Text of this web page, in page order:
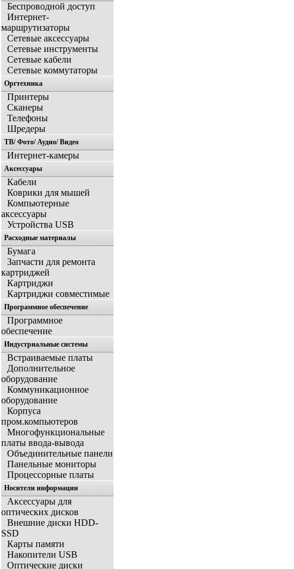
Беспроводной доступ
Интернет-
маршрутизаторы
Сетевые аксессуары
Сетевые инструменты
Сетевые кабели
Сетевые коммутаторы
Оргтехника
Принтеры
Сканеры
Телефоны
Шредеры
ТВ/ Фото/ Аудио/ Видео
Интернет-камеры
Аксессуары
Кабели
Коврики для мышей
Компьютерные
аксессуары
Устройства USB
Расходные материалы
Бумага
Запчасти для ремонта
картриджей
Картриджи
Картриджи совместимые
Программное обеспечение
Программное
обеспечение
Индустриальные системы
Встраиваемые платы
Дополнительное
оборудование
Коммуникационное
оборудование
Корпуса
пром.компьютеров
Многофункциональные
платы ввода-вывода
Объединительные панели
Панельные мониторы
Процессорные платы
Носители информации
Аксессуары для
оптических дисков
Внешние диски HDD-
SSD
Карты памяти
Накопители USB
Оптические диски